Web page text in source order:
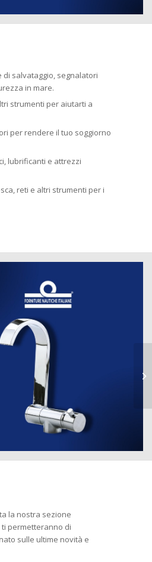
di salvataggio, segnalatori
in mare.
strumenti per aiutarti a
per rendere il tuo soggiorno
lubrificanti e attrezzi
reti e altri strumenti per i
la nostra sezione
permetteranno di
sulle ultime novità e